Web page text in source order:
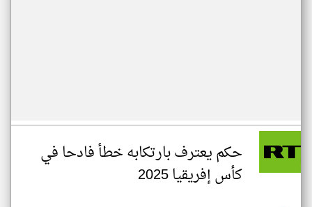
حكم يعترف بارتكابه خطأ فادحا في
كأس إفريقيا 2025